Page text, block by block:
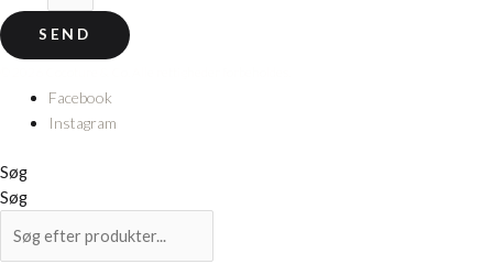
SEND
Facebook
Instagram
Søg
Søg